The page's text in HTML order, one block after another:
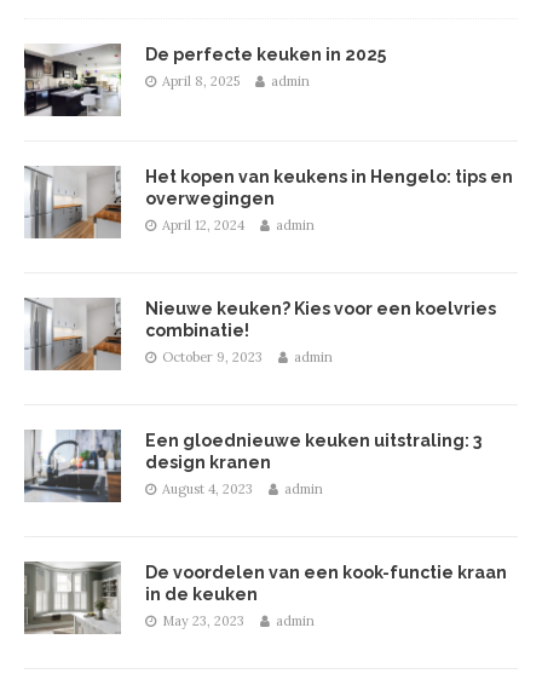
De perfecte keuken in 2025
April 8, 2025 admin
Het kopen van keukens in Hengelo: tips en
overwegingen
April 12, 2024 admin
Nieuwe keuken? Kies voor een koelvries
combinatie!
October 9, 2023 admin
Een gloednieuwe keuken uitstraling: 3
design kranen
August 4, 2023 admin
De voordelen van een kook-functie kraan
in de keuken
May 23, 2023 admin